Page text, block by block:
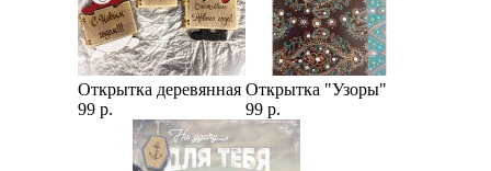
Открытка деревянная
99 р.
Открытка "Узоры"
99 р.